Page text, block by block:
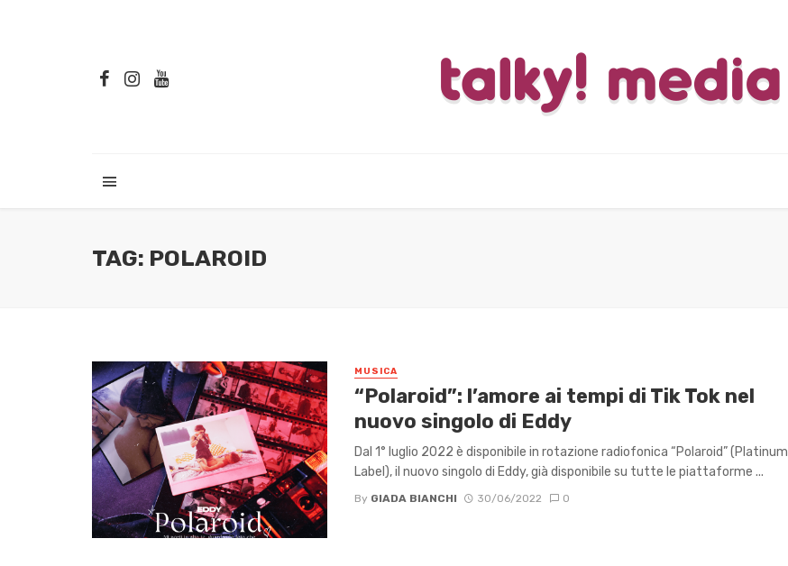
TAG: POLAROID
MUSICA
“Polaroid”: l’amore ai tempi di Tik Tok nel
nuovo singolo di Eddy
Dal 1° luglio 2022 è disponibile in rotazione radiofonica “Polaroid” (Platinum
Label), il nuovo singolo di Eddy, già disponibile su tutte le piattaforme ...
By GIADA BIANCHI 30/06/2022 0